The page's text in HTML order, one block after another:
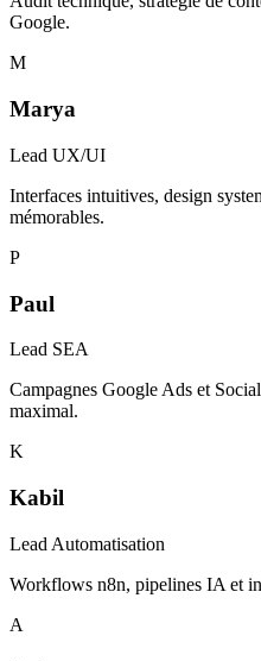
Google.
M
Marya
Lead UX/UI
Interfaces intuitives, design
mémorables.
P
Paul
Lead SEA
Campagnes Google Ads et
maximal.
K
Kabil
Lead Automatisation
Workflows n8n, pipelines IA et
A